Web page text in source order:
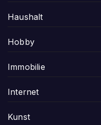
Haushalt
Hobby
Immobilie
Internet
Kunst